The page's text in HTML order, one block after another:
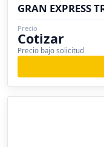
GRAN EXPRESS
Precio
Cotizar
Precio bajo solicitud